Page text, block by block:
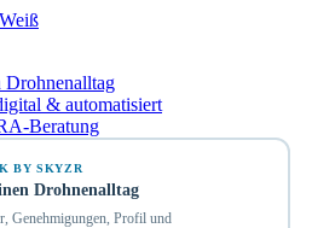
Drohnenalltag
& automatisiert
Beratung
BY SKYZR
Drohnenalltag
Genehmigungen, Profil und